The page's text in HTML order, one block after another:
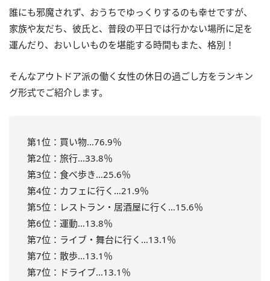
誰にも邪魔されず、おうちでゆっくりするのも幸せですが、
家族や友だち、彼氏と、普段の平日では行かない場所に足を
運んだり、おいしいものを堪能する時間もまた、格別！
そんなアウトドア派の働く女性の休日の過ごし方をランキン
グ形式でご紹介します。
第1位：買い物…76.9％
第2位：旅行…33.8％
第3位：食べ歩き…25.6％
第4位：カフェに行く…21.9％
第5位：レストラン・居酒屋に行く…15.6％
第6位：運動…13.8％
第7位：ライブ・舞台に行く…13.1％
第7位：散歩…13.1％
第7位：ドライブ…13.1％